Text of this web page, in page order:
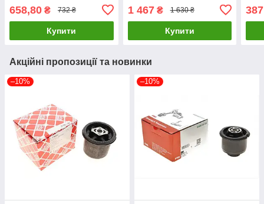
658,80 ₴ 732 ₴
Купити
UA61
1 467₴ 1 630 ₴
Купити
Акційні пропозиції та новинки
–10% –10%